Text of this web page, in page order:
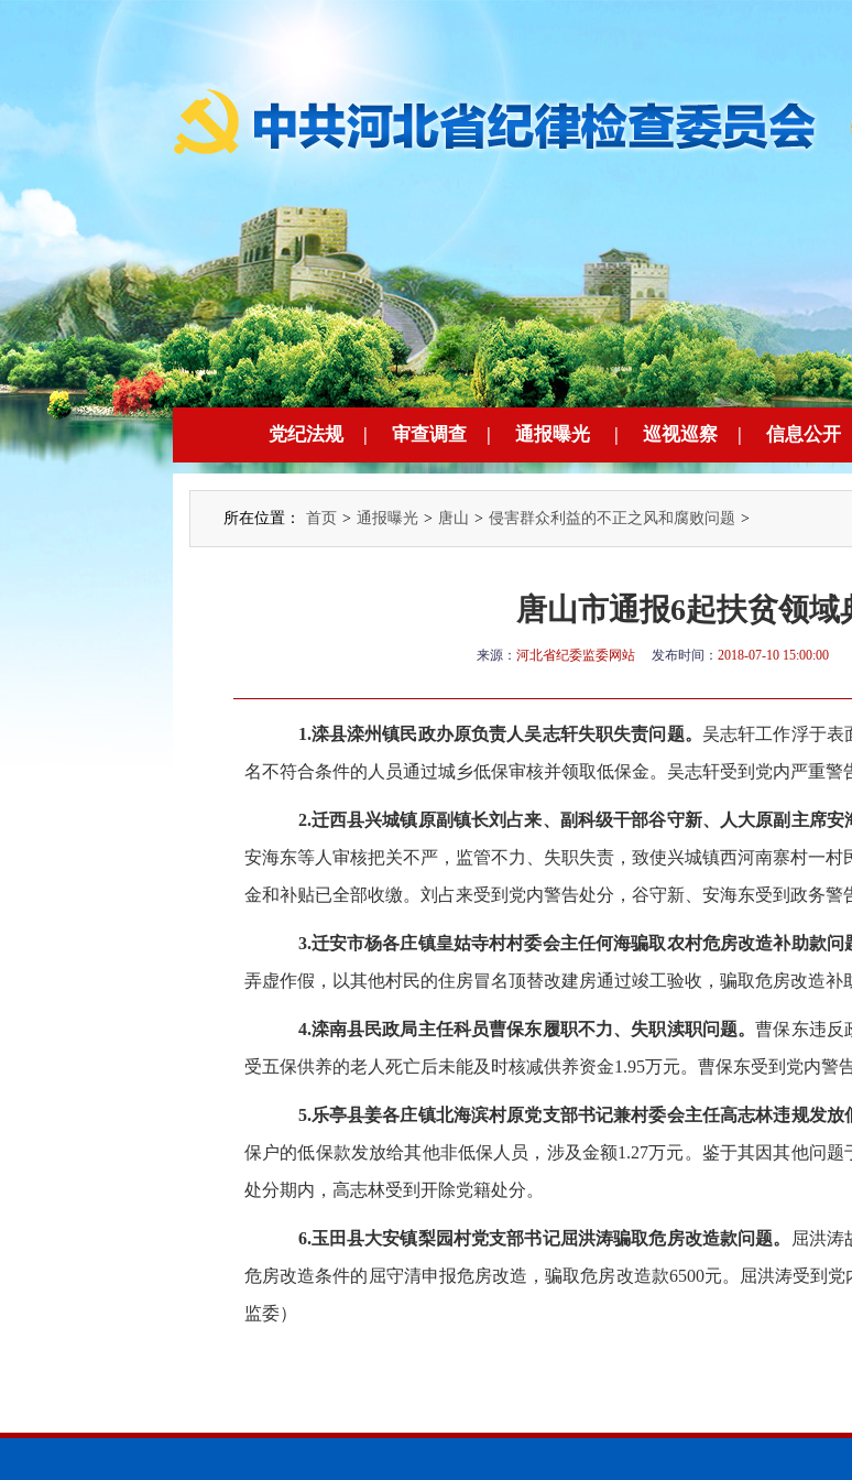
党纪法规 | 审查调查 | 通报曝光 | 巡视巡察 | 信息公开
所在位置： 首页 > 通报曝光 > 唐山 > 侵害群众利益的不正之风和腐败问题 >
唐山市通报6起扶贫领域
来源： 河北省纪委监委网站 发布时间： 2018-07-10 15:00:00
1.滦县滦州镇民政办原负责人吴志轩失职失责问题。 吴志轩工作浮于表
名不符合条件的人员通过城乡低保审核并领取低保金。吴志轩受到党内严重警
2.迁西县兴城镇原副镇长刘占来、副科级干部谷守新、人大原副主席
安海东等人审核把关不严，监管不力、失职失责，致使兴城镇西河南寨村一
金和补贴已全部收缴。刘占来受到党内警告处分，谷守新、安海东受到政务警
3.迁安市杨各庄镇皇姑寺村村委会主任何海骗取农村危房改造补助款问
弄虚作假，以其他村民的住房冒名顶替改建房通过竣工验收，骗取危房改造补
4.滦南县民政局主任科员曹保东履职不力、失职渎职问题。曹保东违反
受五保供养的老人死亡后未能及时核减供养资金1.95万元。曹保东受到党内警
5.乐亭县姜各庄镇北海滨村原党支部书记兼村委会主任高志林违规发放
保户的低保款发放给其他非低保人员，涉及金额1.27万元。鉴于其因其他问
处分期内，高志林受到开除党籍处分。
6.玉田县大安镇梨园村党支部书记屈洪涛骗取危房改造款问题。
屈洪涛
危房改造条件的屈守清申报危房改造，骗取危房改造款6500元。屈洪涛受到
监委）